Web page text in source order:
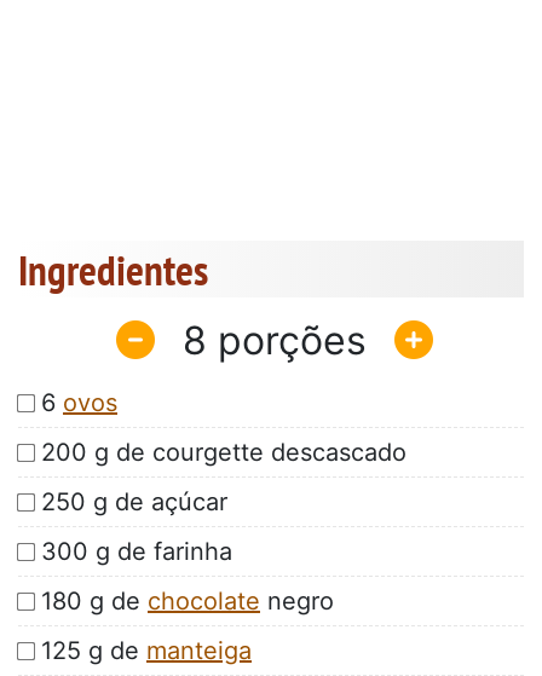
Ingredientes
8
6 ovos
200 g de courgette descascado
250 g de açúcar
300 g de farinha
180 g de chocolate negro
125 g de manteiga